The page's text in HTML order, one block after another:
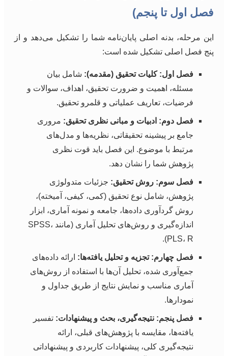
فصل اول تا پنجم)
این مرحله، بدنه اصلی پایان‌نامه شما را تشکیل می‌دهد و از
پنج فصل اصلی تشکیل شده است:
فصل اول: کلیات تحقیق (مقدمه): شامل بیان
مسئله، اهمیت و ضرورت تحقیق، اهداف، سوالات و
فرضیات، تعاریف عملیاتی و قلمرو تحقیق.
فصل دوم: ادبیات و مبانی نظری تحقیق: مروری
جامع بر پیشینه تحقیقاتی، نظریه‌ها و مدل‌های
مرتبط با موضوع. این فصل باید قوت نظری
پژوهش شما را نشان دهد.
فصل سوم: روش تحقیق: جزئیات متدولوژی
پژوهش، شامل نوع تحقیق (کمی، کیفی، آمیخته)،
روش گردآوری داده‌ها، جامعه و نمونه آماری، ابزار
اندازه‌گیری و روش‌های تحلیل آماری (مانند SPSS،
PLS، R).
فصل چهارم: تجزیه و تحلیل یافته‌ها: ارائه داده‌های
جمع‌آوری شده، تحلیل آن‌ها با استفاده از روش‌های
آماری مناسب و نمایش نتایج از طریق جداول و
نمودارها.
فصل پنجم: نتیجه‌گیری، بحث و پیشنهادات: تفسیر
یافته‌ها، مقایسه با پژوهش‌های قبلی، ارائه
نتیجه‌گیری کلی، پیشنهادات کاربردی و پیشنهاداتی